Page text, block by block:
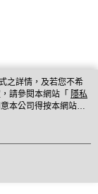
之詳情，及若您不希
請參閱本網站「 隱私
本公司得按本網站使